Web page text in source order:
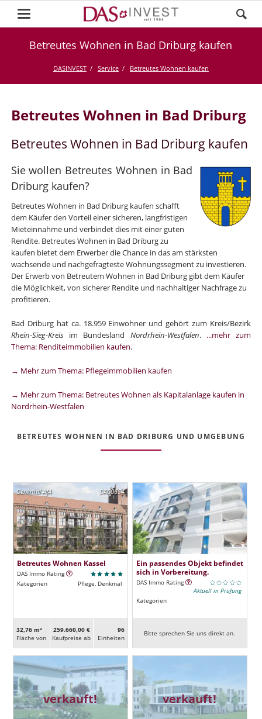
Betreutes Wohnen in Bad Driburg kaufen
DASINVEST Service Betreutes Wohnen kaufen
Betreutes Wohnen in Bad Driburg
Betreutes Wohnen in Bad Driburg kaufen
Sie wollen Betreutes Wohnen in Bad
Driburg kaufen?
Betreutes Wohnen in Bad Driburg kaufen schafft
dem Käufer den Vorteil einer sicheren, langfristigen
Mieteinnahme und verbindet dies mit einer guten
Rendite. Betreutes Wohnen in Bad Driburg zu
kaufen bietet dem Erwerber die Chance in das am stärksten
wachsende und nachgefragteste Wohnungssegment zu investieren.
Der Erwerb von Betreutem Wohnen in Bad Driburg gibt dem Käufer
die Möglichkeit, von sicherer Rendite und nachhaltiger Nachfrage zu
profitieren.
Bad Driburg hat ca. 18.959 Einwohner und gehört zum Kreis/Bezirk
Rhein-Sieg-Kreisim Bundesland Nordrhein-Westfalen. ...mehr zum
Thema: Renditeimmobilien kaufen.
→ Mehr zum Thema: Pflegeimmobilien kaufen
→ Mehr zum Thema: Betreutes Wohnen als Kapitalanlage kaufen in
Nordrhein-Westfalen
BETREUTES WOHNEN IN BAD DRIBURG UND UMGEBUNG
DA00654
Denkmal-AfA
Betreutes Wohnen Kassel
DAS Immo Rating
Kategorien
Pflege, Denkmal
32,76 m²
Fläche von
259.660,00 €
Kaufpreise ab
96
Ein­heiten
Ein passendes Objekt befindet
sich in Vorbereitung.
DAS Immo Rating
Aktuell in Prüfung
Kategorien
Bitte sprechen Sie uns direkt an.
verkauft! verkauft!